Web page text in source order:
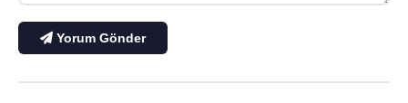
Yorum Gönder